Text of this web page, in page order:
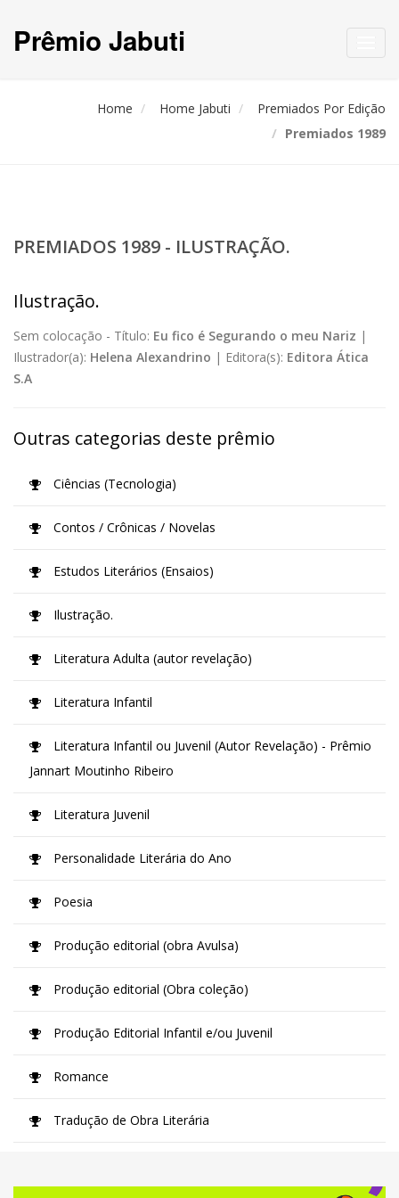
Prêmio Jabuti
Home Home Jabuti
Premiados Por Edição
Premiados 1989
PREMIADOS 1989 - ILUSTRAÇÃO.
Ilustração.
Sem colocação - Título: Eu fico é Segurando o meu Nariz |
Ilustrador(a): Helena Alexandrino | Editora(s): Editora Ática
S.A
Outras categorias deste prêmio
Ciências (Tecnologia)
Contos / Crônicas / Novelas
Estudos Literários (Ensaios)
Ilustração.
Literatura Adulta (autor revelação)
Literatura Infantil
Literatura Infantil ou Juvenil (Autor Revelação) - Prêmio
Jannart Moutinho Ribeiro
Literatura Juvenil
Personalidade Literária do Ano
Poesia
Produção editorial (obra Avulsa)
Produção editorial (Obra coleção)
Produção Editorial Infantil e/ou Juvenil
Romance
Tradução de Obra Literária